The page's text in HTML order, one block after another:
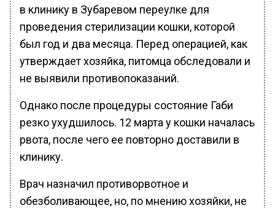
в клинику в Зубаревом переулке для
проведения стерилизации кошки, которой
был год и два месяца. Перед операцией, как
утверждает хозяйка, питомца обследовали и
не выявили противопоказаний.
Однако после процедуры состояние Габи
резко ухудшилось. 12 марта у кошки началась
рвота, после чего ее повторно доставили в
клинику.
Врач назначил противорвотное и
обезболивающее, но, по мнению хозяйки, не